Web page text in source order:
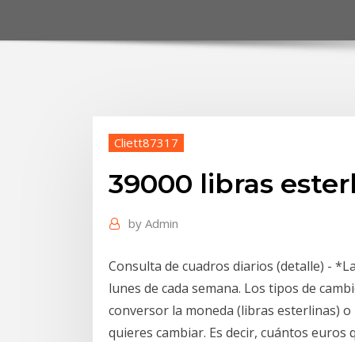
Cliett87317
39000 libras
by Admin
Consulta de cuadros diarios (detalle) -
lunes de cada semana. Los tipos de
conversor la moneda (libras esterlinas)
quieres cambiar. Es decir, cuántos